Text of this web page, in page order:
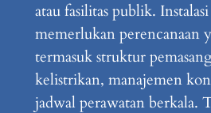
atau fasilitas publik.
memerlukan perencanaan
termasuk struktur
kelistrikan, manajemen
jadwal perawatan berkala.